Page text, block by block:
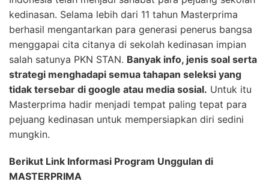
kedinasan. Selama lebih dari 11 tahun Masterprima
berhasil mengantarkan para generasi penerus bangsa
menggapai cita citanya di sekolah kedinasan impian
salah satunya PKN STAN. Banyak info, jenis soal serta
strategi menghadapi semua tahapan seleksi yang
tidak tersebar di google atau media sosial. Untuk itu
Masterprima hadir menjadi tempat paling tepat para
pejuang kedinasan untuk mempersiapkan diri sedini
mungkin.
Berikut Link Informasi Program Unggulan di
MASTERPRIMA